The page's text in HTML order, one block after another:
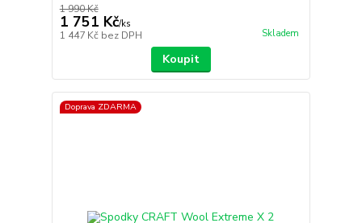
1 990 Kč
1 751 Kč/ks
1 447 Kč bez DPH Skladem
Koupit
Doprava ZDARMA